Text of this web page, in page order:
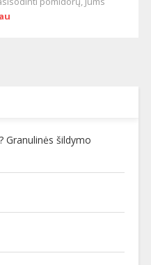
Granulinės šildymo